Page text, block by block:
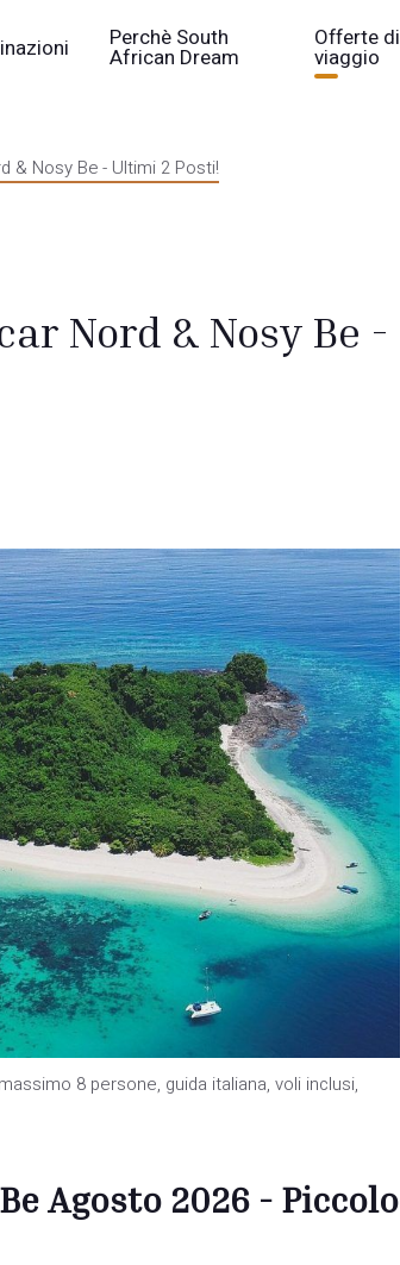
Perchè South
African Dream
Offerte di
viaggio
& Nosy Be - Ultimi 2 Posti!
Nord & Nosy Be -
8 persone, guida italiana, voli inclusi,
Agosto 2026 - Piccolo